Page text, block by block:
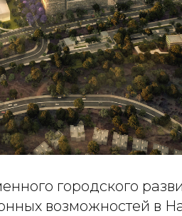
городского
возможностей в